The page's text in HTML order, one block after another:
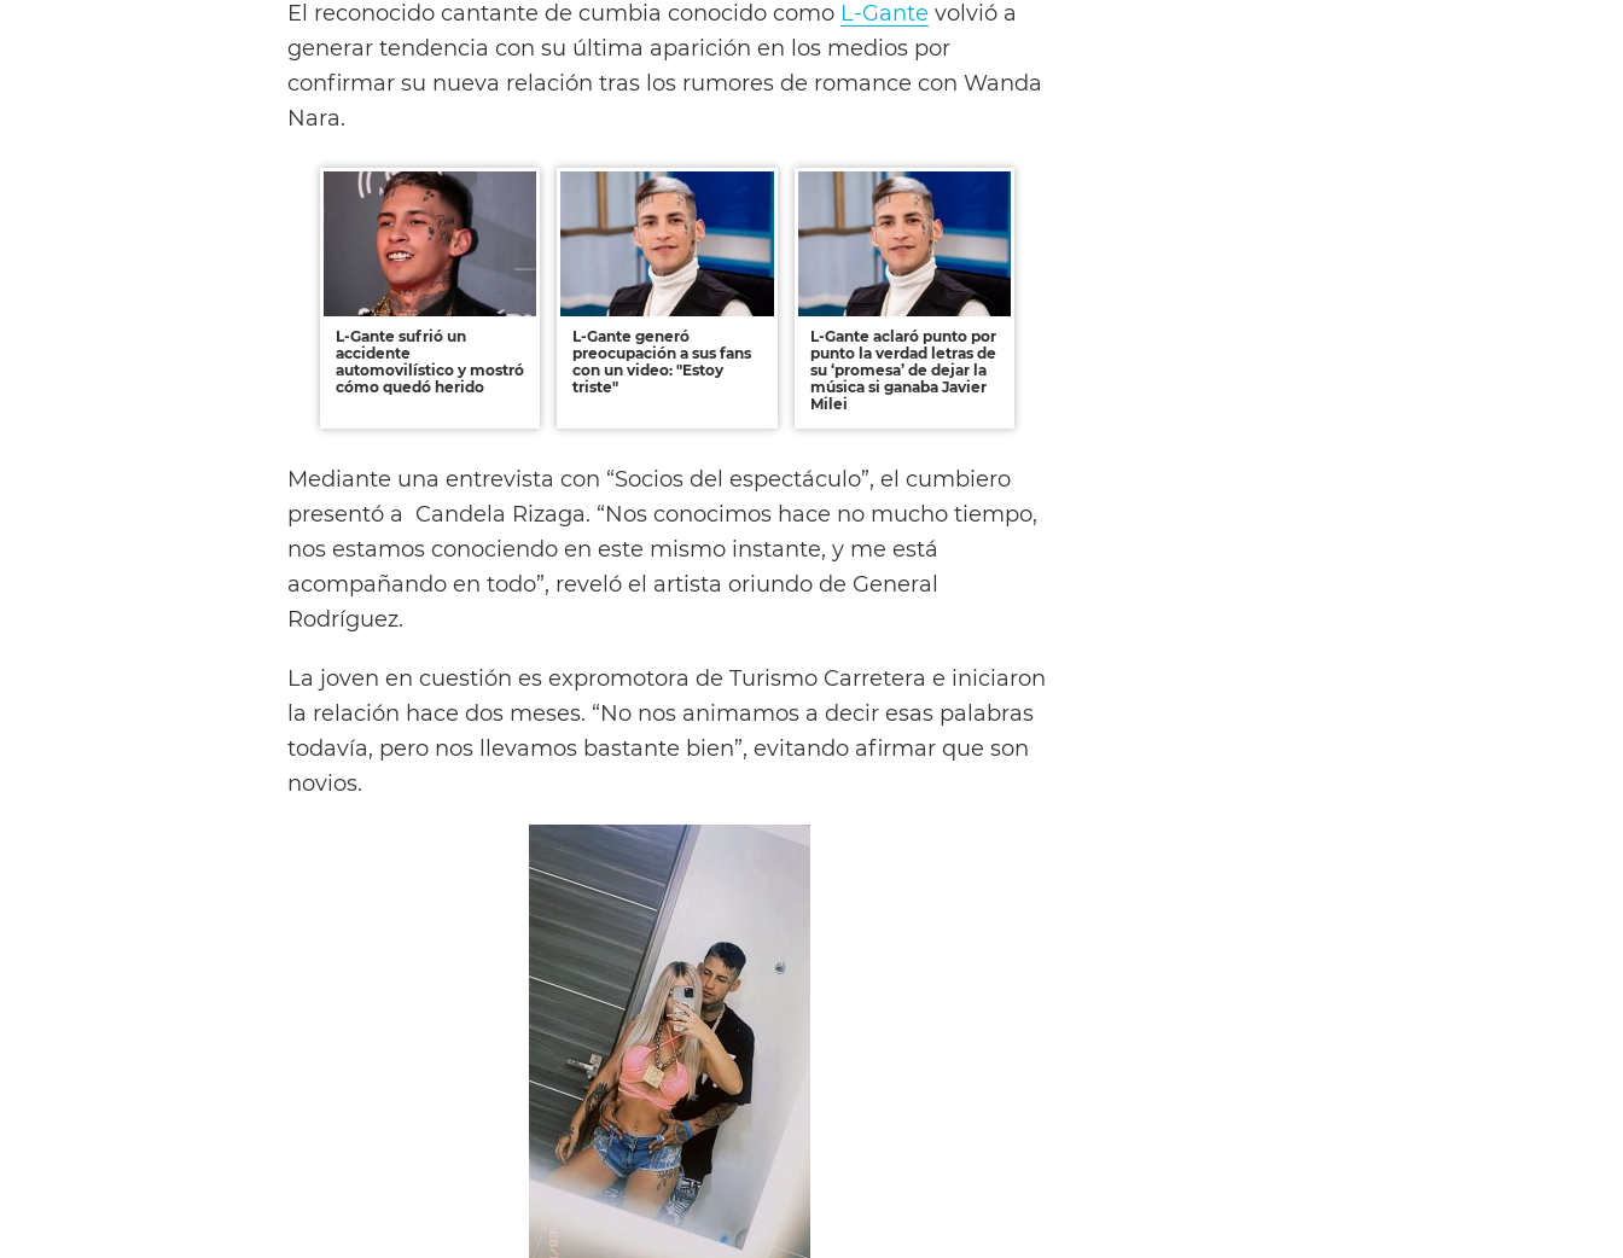
El reconocido cantante de cumbia conocido como L-Gante volvió a
generar tendencia con su última aparición en los medios por
confirmar su nueva relación tras los rumores de romance con Wanda
Nara.
L-Gante sufrió un
accidente
automovilístico y mostró
cómo quedó herido
L-Gante generó
preocupación a sus fans
con un video: "Estoy
triste"
L-Gante aclaró punto por
punto la verdad letras de
su ‘promesa’ de dejar la
música si ganaba Javier
Milei
Mediante una entrevista con “Socios del espectáculo”, el cumbiero
presentó a Candela Rizaga. “Nos conocimos hace no mucho tiempo,
nos estamos conociendo en este mismo instante, y me está
acompañando en todo”, reveló el artista oriundo de General
Rodríguez.
La joven en cuestión es expromotora de Turismo Carretera e iniciaron
la relación hace dos meses. “No nos animamos a decir esas palabras
todavía, pero nos llevamos bastante bien”, evitando afirmar que son
novios.